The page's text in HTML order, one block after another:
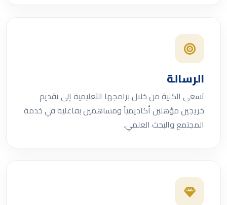
الرسالة
تسعى الكلية من خلال برامجها التعليمية إلى تقديم
خريجين مؤهلين أكاديمياً ومساهمين بفاعلية في خدمة
المجتمع والبحث العلمي.